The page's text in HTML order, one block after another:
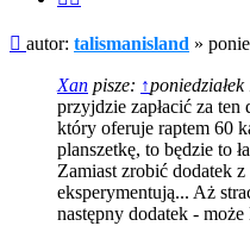
Post
autor: talismanisland »
Xan pisze: ↑
przyjdzie zapłacić za ten
który oferuje raptem 60
planszetkę, to będzie to
Zamiast zrobić dodatek
eksperymentują... Aż
następny dodatek -